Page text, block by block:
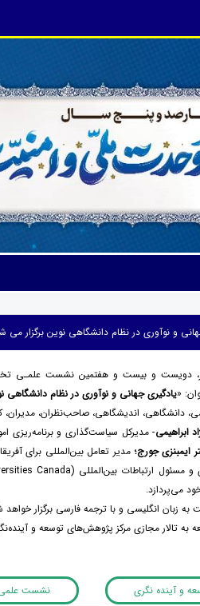
و نوآوری در نظام دانشگاهی نوین برگزار می
دویست و بیست و هفتمین نشست علمـی
«یادگیری جهانی و نوآوری در نظام دانشگاهی
دانشگاهی، اندیشگاهی، صاحب‌نظران، مدیران،
ابراهیمی- مدیرکل سیاست‌گذاری و برنامه‌ریزی
ایمبنزی جورج؛ مدیر تعامل بین‌المللی برای
می‌پردازد.
زبان انگلیسی و با ترجمه فارسی برگزار خواهد
به تالار مجازی مرکز پژوهش‌های توسعه و
و آینده نگری نشست